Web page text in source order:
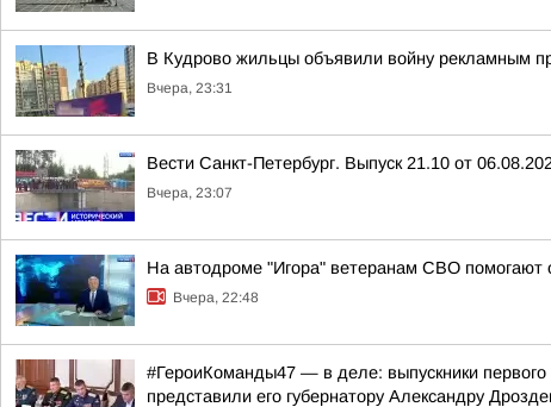
В Кудрово жильцы объявили войну рекламным
Вчера, 23:31
Вести Санкт-Петербург. Выпуск 21.10 от
Вчера, 23:07
На автодроме "Игора" ветеранам СВО помогают
Вчера, 22:48
#ГероиКоманды47 — в деле: выпускники
представили его губернатору Александру